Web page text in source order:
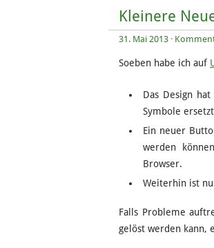
Kleinere
31. Mai 2013 ·
Soeben habe ich auf
Das Design
Symbole
Ein neuer
werden
Browser.
Weiterhin ist
Falls Probleme
gelöst werden kann,